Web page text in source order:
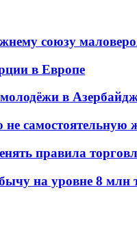
союзу
в Европе
в
самостоятельную
правила
на уровне 8 млн